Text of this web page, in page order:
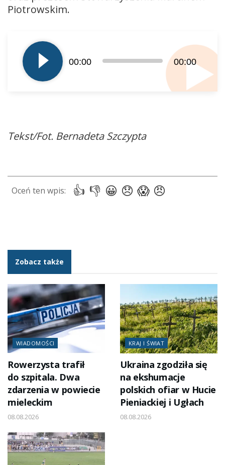
Piotrowskim.
plików
dźwiękowych
00:00 00:00
Tekst/Fot. Bernadeta Szczypta
Zobacz także
WIADOMOŚCI
Rowerzysta trafił
do szpitala. Dwa
zdarzenia w powiecie
mieleckim
08.08.2026
KRAJ I ŚWIAT
Ukraina zgodziła się
na ekshumacje
polskich ofiar w Hucie
Pieniackiej i Ugłach
08.08.2026